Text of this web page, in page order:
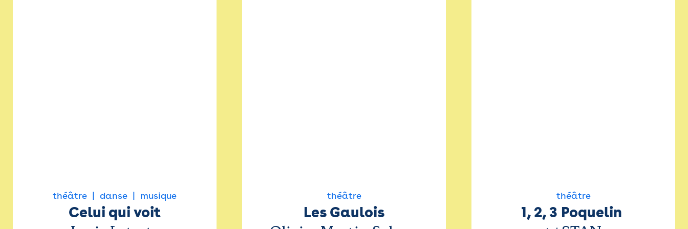
théâtre danse musique
Celui qui voit
théâtre
Les Gaulois
théâtre
1, 2, 3 Poquelin